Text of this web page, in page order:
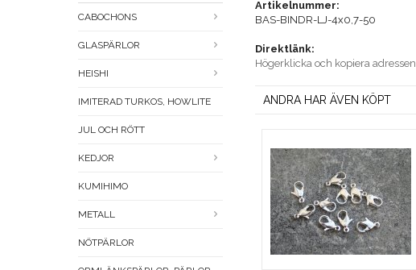
CABOCHONS
GLASPÄRLOR
HEISHI
IMITERAD TURKOS, HOWLITE
JUL OCH RÖTT
KEDJOR
KUMIHIMO
METALL
NÖTPÄRLOR
Artikelnummer:
BAS-BINDR-LJ-4x0,7-50
Direktlänk:
Högerklicka och kopiera adressen
ANDRA HAR ÄVEN KÖPT